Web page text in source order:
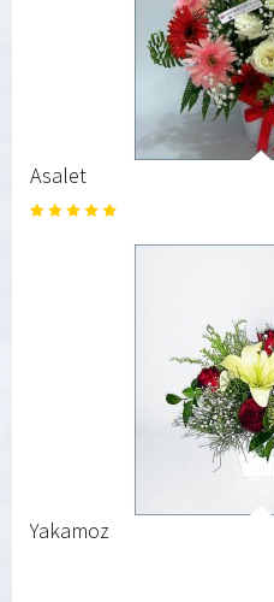
Asalet
Yakamoz